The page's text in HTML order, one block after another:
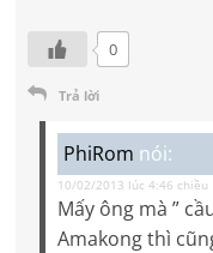
0
Trả lời
PhiRom nói:
10/02/2013 lúc 4:46 chiều
Mấy ông mà ”
Amakong thì